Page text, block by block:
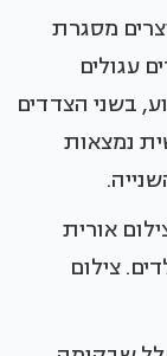
מסגרת
עגולים
בשני הצדדים
נמצאות
אורית
צילום